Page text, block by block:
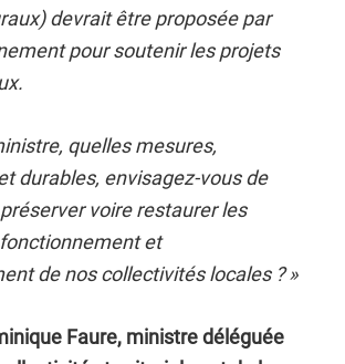
devrait être proposée par
pour soutenir les projets
quelles mesures,
durables, envisagez-vous de
voire restaurer les
et
de nos collectivités locales ? »
Faure, ministre déléguée